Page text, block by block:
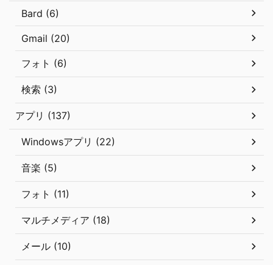
Bard (6)
Gmail (20)
フォト (6)
検索 (3)
アプリ (137)
Windowsアプリ (22)
音楽 (5)
フォト (11)
マルチメディア (18)
メール (10)